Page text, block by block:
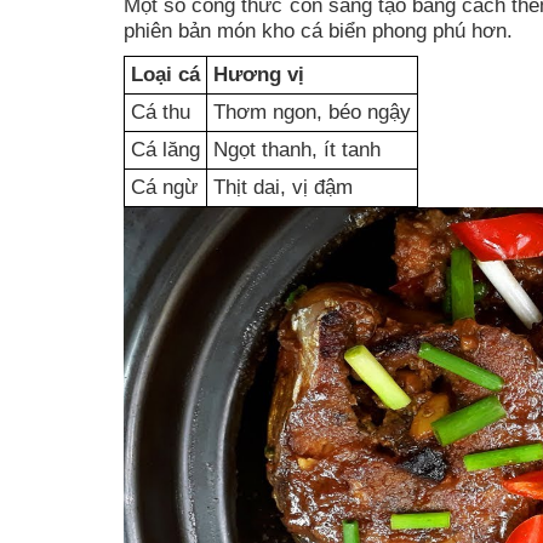
Một số công thức còn sáng tạo bằng cách
phiên bản món kho cá biển phong phú hơn.
Loại cá
Hương vị
Cá thu
Thơm ngon, béo ngậy
Cá lăng
Ngọt thanh, ít tanh
Cá ngừ
Thịt dai, vị đậm